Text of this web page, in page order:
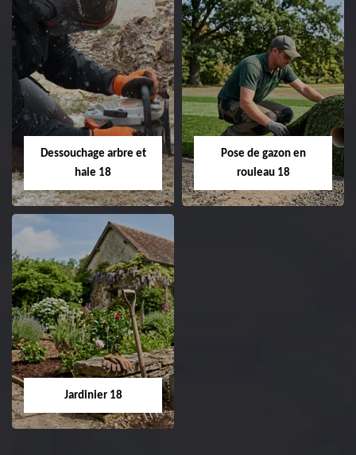
Taille de haie 18
Entreprise taille de haie
18 Cher tel:
02.52.56.49.40
Tonte et réfection
de pelouse 18
Entreprise tonte et
Cher tel: 02.52.56.49.40
Dessouchage arbre et
haie 18
Dessouchage arbre
et haie 18
Entreprise dessouchage
arbre et haie 18 Cher
Pose de gazon en
rouleau 18
Jardinier 18